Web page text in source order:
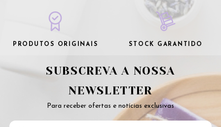
PRODUTOS ORIGINAIS STOCK GARANTIDO
SUBSCREVA A NOSSA
NEWSLETTER
Para receber ofertas e notícias exclusivas